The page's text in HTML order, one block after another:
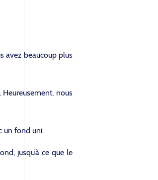
avez beaucoup plus
nous
un fond uni.
jusqu’à ce que le